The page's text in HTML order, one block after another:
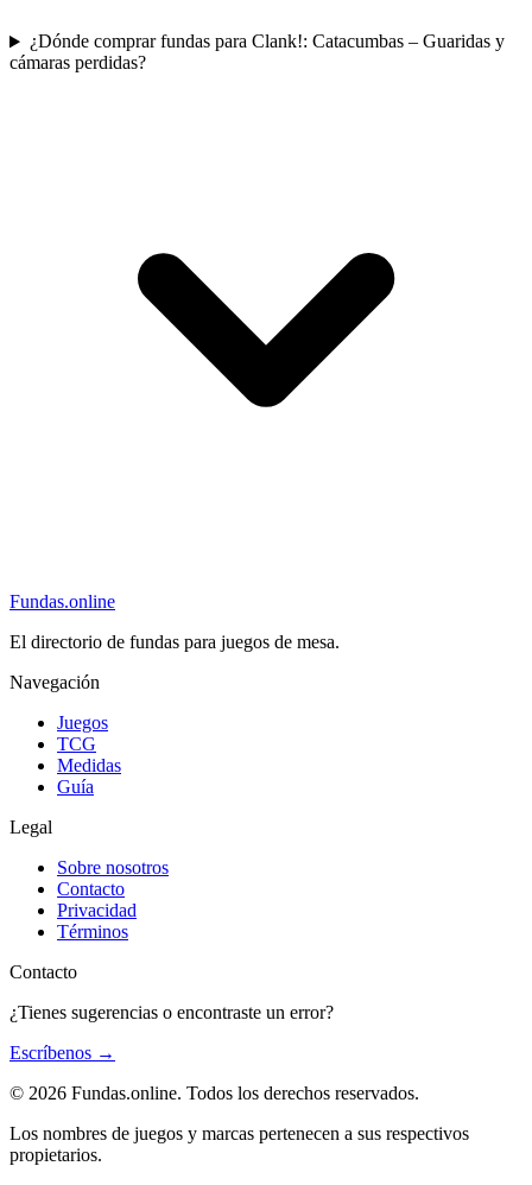
¿Dónde comprar fundas para Clank!: Catacumbas – Guaridas y
cámaras perdidas?
Fundas.online
El directorio de fundas para juegos de mesa.
Navegación
Juegos
TCG
Medidas
Guía
Legal
Sobre nosotros
Contacto
Privacidad
Términos
Contacto
¿Tienes sugerencias o encontraste un error?
Escríbenos →
© 2026 Fundas.online. Todos los derechos reservados.
Los nombres de juegos y marcas pertenecen a sus respectivos
propietarios.